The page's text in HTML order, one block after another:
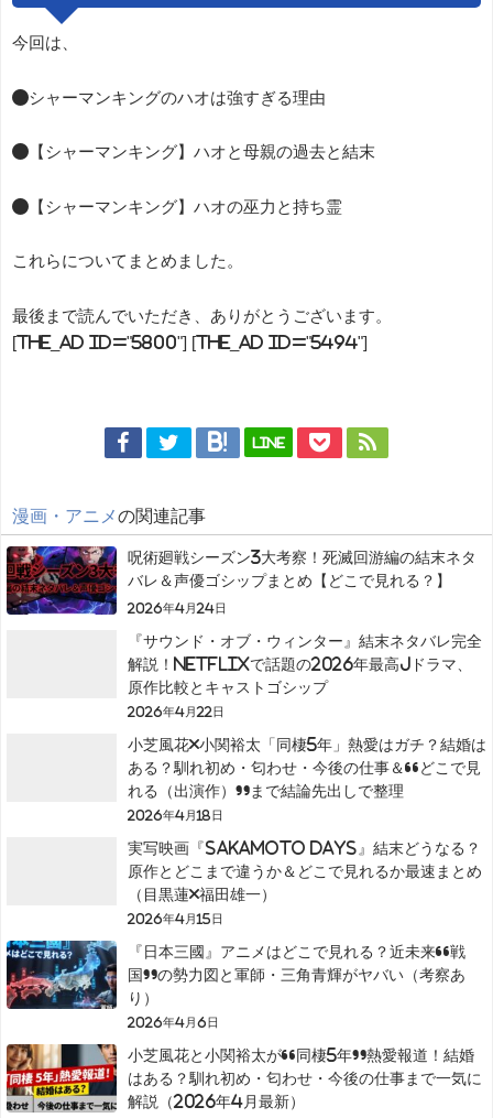
今回は、
●シャーマンキングのハオは強すぎる理由
●【シャーマンキング】ハオと母親の過去と結末
●【シャーマンキング】ハオの巫力と持ち霊
これらについてまとめました。
最後まで読んでいただき、ありがとうございます。
[the_ad id="5800"] [the_ad id="5494"]
LINE
漫画・アニメの関連記事
呪術廻戦シーズン3大考察！死滅回游編の結末ネタ
バレ＆声優ゴシップまとめ【どこで見れる？】
2026年4月24日
『サウンド・オブ・ウィンター』結末ネタバレ完全
解説！Netflixで話題の2026年最高Jドラマ、
原作比較とキャストゴシップ
2026年4月22日
小芝風花×小関裕太「同棲5年」熱愛はガチ？結婚は
ある？馴れ初め・匂わせ・今後の仕事＆“どこで見
れる（出演作）”まで結論先出しで整理
2026年4月18日
実写映画『SAKAMOTO DAYS』結末どうなる？
原作とどこまで違うか＆どこで見れるか最速まとめ
（目黒蓮×福田雄一）
2026年4月15日
『日本三國』アニメはどこで見れる？近未来“戦
国”の勢力図と軍師・三角青輝がヤバい（考察あ
り）
2026年4月6日
小芝風花と小関裕太が“同棲5年”熱愛報道！結婚
はある？馴れ初め・匂わせ・今後の仕事まで一気に
解説（2026年4月最新）